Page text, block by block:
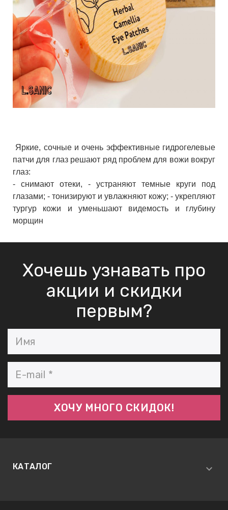
Яркие, сочные и очень эффективные гидрогелевые
патчи для глаз решают ряд проблем для вожи вокруг
глаз:
- снимают отеки, - устраняют темные круги под
глазами; - тонизируют и увлажняют кожу; - укрепляют
тургур кожи и уменьшают видемость и глубину
морщин
Хочешь узнавать про
акции и скидки
первым?
КАТАЛОГ